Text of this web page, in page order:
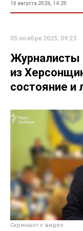
10 августа 2026, 14:20
05 ноября 2025, 09:23
Журналисты
из
состояние
Скриншот с видео